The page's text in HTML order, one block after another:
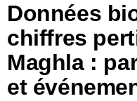
Données
chiffres
Maghla :
et